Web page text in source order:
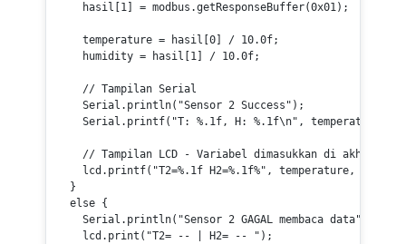
    hasil[
1 ] = modbus.getResponseBuffer(0x01);
    temperature = hasil[
0 ] / 10.0f;
    humidity = hasil[
1 ] / 10.0f;
// Tampilan Serial
    Serial.
println( "Sensor 2 Success" );
    Serial.
printf( "T: %.1f, H: %.1f\n" , temperature,
// Tampilan LCD - Variabel dimasukkan di akhir
    lcd.
printf( "T2=%.1f H2=%.1f%" , temperature,
  }
else {
    Serial.
println( "Sensor 2 GAGAL membaca data"
    lcd.
print ( "T2= -- | H2= -- " );